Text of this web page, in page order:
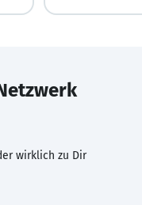
wirklich zu Dir